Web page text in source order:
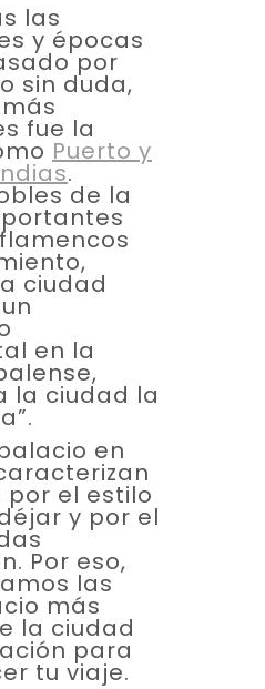
las
y épocas
por
sin duda,
fue la
Puerto y
.
de la
ciudad
en la
la ciudad la
en
el estilo
y por el
Por eso,
las
más
la ciudad
para
tu viaje.